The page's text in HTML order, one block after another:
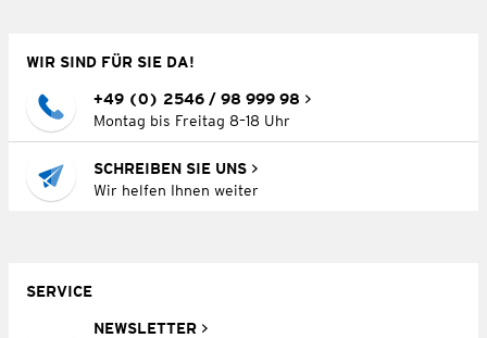
WIR SIND FÜR SIE DA!
+49 (0) 2546 / 98 999 98
Montag bis Freitag 8–18 Uhr
SCHREIBEN SIE UNS
Wir helfen Ihnen weiter
SERVICE
NEWSLETTER